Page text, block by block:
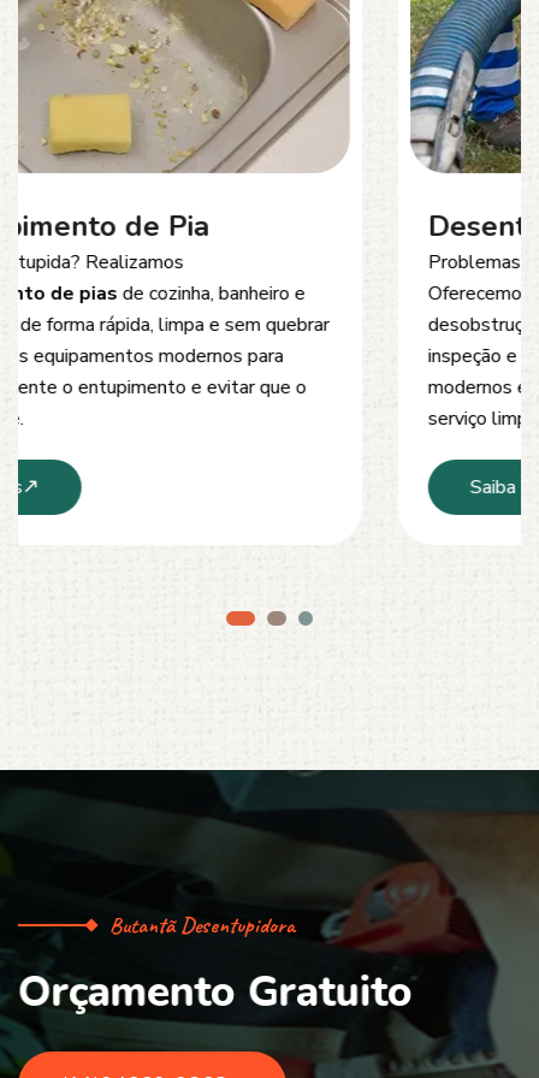
Desentupimento de Esgoto
Problemas com
Oferecemos soluções rápidas e eficientes para
desobstrução de redes de esgoto, caixas de
inspeção e tubulações. Utilizamos equipamentos
modernos e técnicas seguras que garantem um
Butantã Desentupidora
Orçamento Gratuito